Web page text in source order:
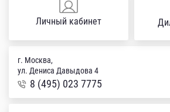
г. Москва,
ул. Дениса Давыдова 4
8 (495) 023 7775
Личный кабинет